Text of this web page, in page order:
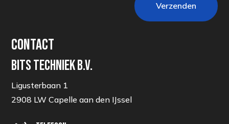
Verzenden
Contact
BITS TECHNIEK B.V.
Ligusterbaan 1
2908 LW Capelle aan den IJssel